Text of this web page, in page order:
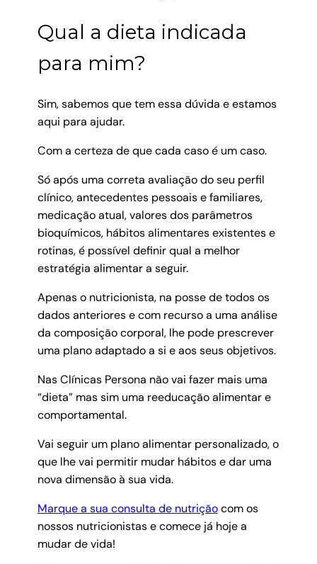
Qual a dieta indicada
para mim?
Sim, sabemos que tem essa dúvida e estamos
aqui para ajudar.
Com a certeza de que cada caso é um caso.
Só após uma correta avaliação do seu perfil
clínico, antecedentes pessoais e familiares,
medicação atual, valores dos parâmetros
bioquímicos, hábitos alimentares existentes e
rotinas, é possível definir qual a melhor
estratégia alimentar a seguir.
Apenas o nutricionista, na posse de todos os
dados anteriores e com recurso a uma análise
da composição corporal, lhe pode prescrever
uma plano adaptado a si e aos seus objetivos.
Nas Clínicas Persona não vai fazer mais uma
“dieta” mas sim uma reeducação alimentar e
comportamental.
Vai seguir um plano alimentar personalizado, o
que lhe vai permitir mudar hábitos e dar uma
nova dimensão à sua vida.
Marque a sua consulta de nutriçãocom os
nossos nutricionistas e comece já hoje a
mudar de vida!